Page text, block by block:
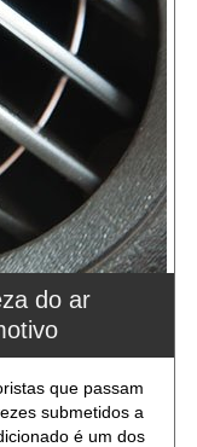
do ar
que passam
submetidos a
é um dos